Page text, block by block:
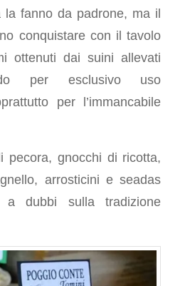
fanno da padrone, ma il
conquistare con il tavolo
ottenuti dai suini allevati
per esclusivo uso
per l’immancabile
pecora, gnocchi di ricotta,
arrosticini e seadas
dubbi sulla tradizione